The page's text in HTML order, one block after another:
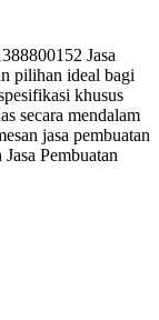
Jasa
pilihan ideal bagi
khusus
secara mendalam
jasa pembuatan
Pembuatan